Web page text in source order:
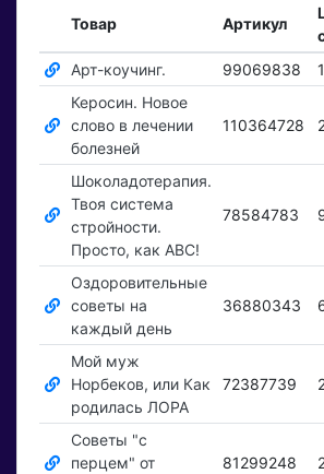
Товар Артикул
Арт-коучинг.
99069838
Керосин. Новое
слово в лечении
болезней
110364728
Шоколадотерапия.
Твоя система
стройности.
Просто, как АВС!
78584783
Оздоровительные
советы на
каждый день
36880343
Мой муж
Норбеков, или Как
родилась ЛОРА
72387739
Советы "с
перцем" от
81299248